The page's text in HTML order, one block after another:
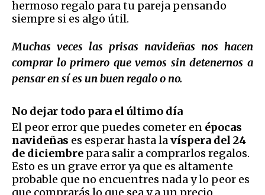
hermoso regalo para tu pareja pensando
siempre si es algo útil.
Muchas veces las prisas navideñas nos hacen
comprar lo primero que vemos sin detenernos a
pensar en sí es un buen regalo o no.
No dejar todo para el último día
El peor error que puedes cometer en épocas
navideñas es esperar hasta lavíspera del 24
de diciembre para salir a comprarlos regalos.
Esto es un grave error ya que es altamente
probable que no encuentres nada y lo peor es
que comprarás lo que sea y a un precio